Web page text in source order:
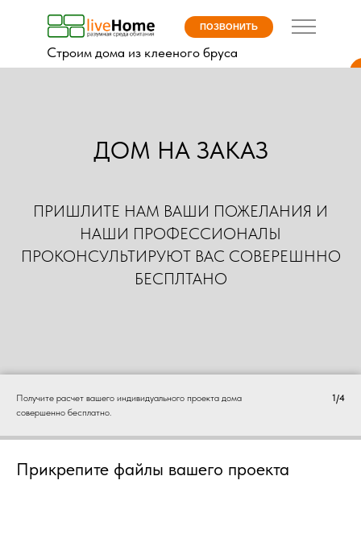
Строим дома из клееного бруса
КАТАЛОГ ПРОЕКТОВ
ПОЗВОНИТЬ
ДОМ НА ЗАКАЗ
ПРИШЛИТЕ НАМ ВАШИ ПОЖЕЛАНИЯ И
НАШИ ПРОФЕССИОНАЛЫ
ПРОКОНСУЛЬТИРУЮТ ВАС СОВЕРЕШННО
БЕСПЛТАНО
Получите расчет вашего индивидуального проекта дома
совершенно бесплатно.
1/4
Прикрепите файлы вашего проекта